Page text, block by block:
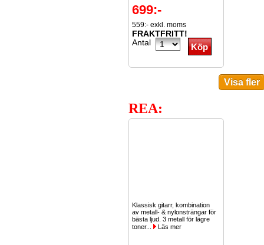
699:-
559:- exkl. moms
FRAKTFRITT!
Antal
REA:
Klassisk gitarr, kombination
av metall- & nylonsträngar för
bästa ljud. 3 metall för lägre
toner...
Läs mer